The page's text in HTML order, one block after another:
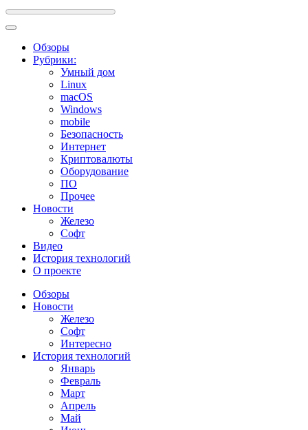
Обзоры
Рубрики:
Умный дом
Linux
macOS
Windows
mobile
Безопасность
Интернет
Криптовалюты
Оборудование
ПО
Прочее
Новости
Железо
Софт
Видео
История технологий
О проекте
Обзоры
Новости
Железо
Софт
Интересно
История технологий
Январь
Февраль
Март
Апрель
Май